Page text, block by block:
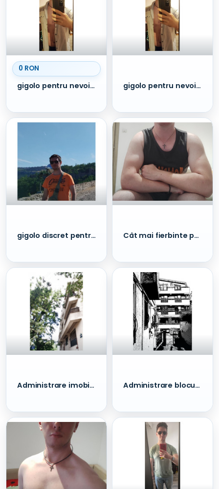
0 RON
gigolo pentru nevoile femeii Constanța gigolo pentru nevoile femeii Constanța
gigolo discret pentru parteneră Constanța Cât mai fierbinte pentru doamne Constanța
Administrare imobile sector 1 - Domenii, Aviatorilor, Dorobanti Administrare blocuri sector 1 - Bucurestii Noi, Damaroaia, Sisesti